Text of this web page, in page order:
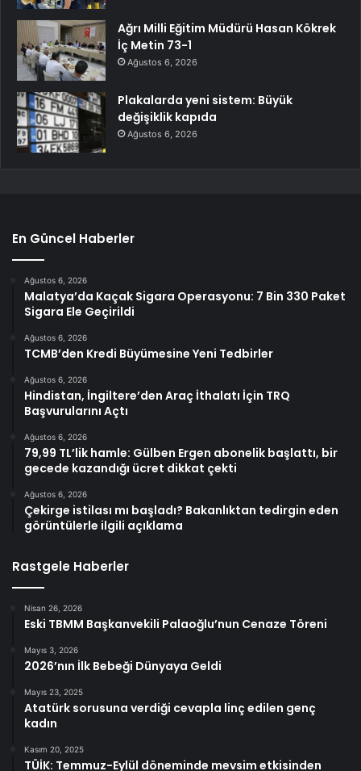
Ağrı Milli Eğitim Müdürü Hasan Kökrek
İç Metin 73-1
Ağustos 6, 2026
Plakalarda yeni sistem: Büyük
değişiklik kapıda
Ağustos 6, 2026
En Güncel Haberler
Ağustos 6, 2026
Malatya’da Kaçak Sigara Operasyonu: 7 Bin 330 Paket
Sigara Ele Geçirildi
Ağustos 6, 2026
TCMB’den Kredi Büyümesine Yeni Tedbirler
Ağustos 6, 2026
Hindistan, İngiltere’den Araç İthalatı İçin TRQ
Başvurularını Açtı
Ağustos 6, 2026
79,99 TL’lik hamle: Gülben Ergen abonelik başlattı, bir
gecede kazandığı ücret dikkat çekti
Ağustos 6, 2026
Çekirge istilası mı başladı? Bakanlıktan tedirgin eden
görüntülerle ilgili açıklama
Rastgele Haberler
Nisan 26, 2026
Eski TBMM Başkanvekili Palaoğlu’nun Cenaze Töreni
Mayıs 3, 2026
2026’nın İlk Bebeği Dünyaya Geldi
Mayıs 23, 2025
Atatürk sorusuna verdiği cevapla linç edilen genç
kadın
Kasım 20, 2025
TÜİK: Temmuz-Eylül döneminde mevsim etkisinden